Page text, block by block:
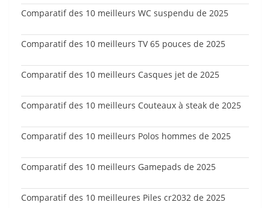
Comparatif des 10 meilleurs WC suspendu de 2025
Comparatif des 10 meilleurs TV 65 pouces de 2025
Comparatif des 10 meilleurs Casques jet de 2025
Comparatif des 10 meilleurs Couteaux à steak de 2025
Comparatif des 10 meilleurs Polos hommes de 2025
Comparatif des 10 meilleurs Gamepads de 2025
Comparatif des 10 meilleures Piles cr2032 de 2025